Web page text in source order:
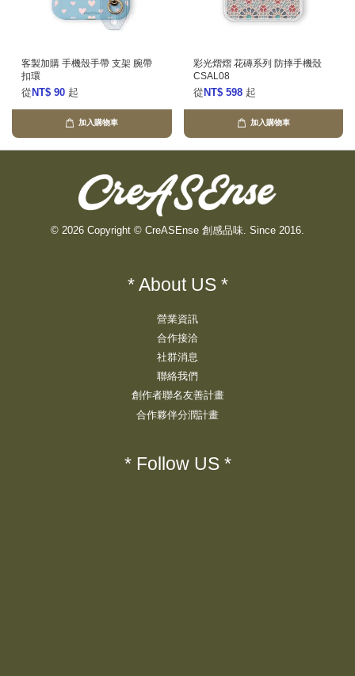
客製加購 手機殼手帶 支架 腕帶
扣環
從 NT$ 90 起
加入購物車
彩光熠熠 花磚系列 防摔手機殼
CSAL08
從 NT$ 598 起
加入購物車
© 2026 Copyright © CreASEnse 創感品味. Since 2016.
* About US *
營業資訊
合作接洽
社群消息
聯絡我們
創作者聯名友善計畫
合作夥伴分潤計畫
* Follow US *